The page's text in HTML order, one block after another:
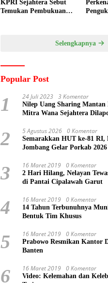
KPRI Sejahtera Sebut
Temukan Pembukuan
Selengkapnya
Popular Post
1 24 Juli 2023 3 Komentar
Nilep Uang Sharing
Mitra Wana Sejahtera
2 5 Agustus 2026 0 Komentar
Semarakkan HUT ke-81 RI,
Jombang Gelar Porkab
3 16 Maret 2019 0 Komentar
2 Hari Hilang, Nelayan
di Pantai Cipalawah Garut
4 16 Maret 2019 0 Komentar
14 Tahun Terbunuhnya
Bentuk Tim Khusus
5 16 Maret 2019 0 Komentar
Prabowo Resmikan Kantor
Banten
6 16 Maret 2019 0 Komentar
Video: Kelemahan dan